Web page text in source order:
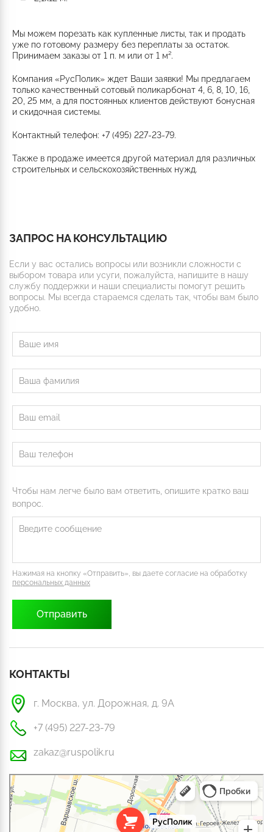
Мы можем порезать как купленные листы, так и продать
уже по готовому размеру без переплаты за остаток.
Принимаем заказы от 1 п. м или от 1 м².
Компания «РусПолик» ждет Ваши заявки! Мы предлагаем
только качественный сотовый поликарбонат 4, 6, 8, 10, 16,
20, 25 мм, а для постоянных клиентов действуют бонусная
и скидочная системы.
Контактный телефон: +7 (495) 227-23-79.
Также в продаже имеется другой материал для различных
строительных и сельскохозяйственных нужд.
ЗАПРОС НА КОНСУЛЬТАЦИЮ
Если у вас остались вопросы или возникли сложности с
выбором товара или усуги, пожалуйста, напишите в нашу
службу поддержки и наши специалисты помогут решить
вопросы. Мы всегда стараемся сделать так, чтобы вам было
удобно.
Чтобы нам легче было вам ответить, опишите кратко ваш
вопрос.
Нажимая на кнопку «Отправить», вы даете согласие на обработку
персональных данных
КОНТАКТЫ
г. Москва, ул. Дорожная, д. 9А
+7 (495) 227-23-79
zakaz@ruspolik.ru
РусПолик
Оргстекло, поликарбонат в Москве
Строительные и отделочные работы в Москве